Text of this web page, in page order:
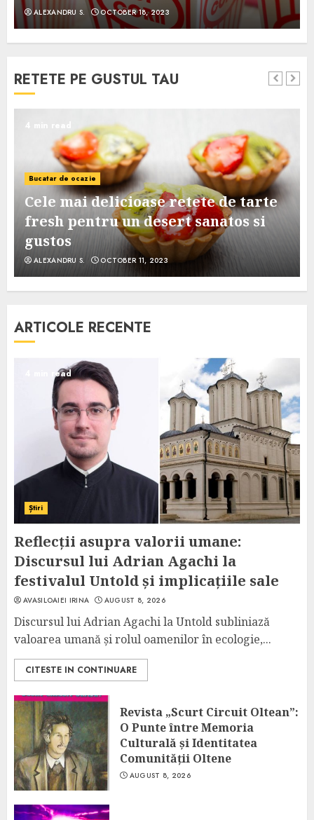
ALEXANDRU S. OCTOBER 18, 2023
RETETE PE GUSTUL TAU
4 min read
Bucatar de ocazie
Cele mai delicioase retete de tarte
fresh pentru un desert sanatos si
gustos
ALEXANDRU S. OCTOBER 11, 2023
ARTICOLE RECENTE
4 min read
Știri
Reflecții asupra valorii umane:
Discursul lui Adrian Agachi la
festivalul Untold și implicațiile sale
AVASILOAIEI IRINA AUGUST 8, 2026
Discursul lui Adrian Agachi la Untold subliniază
valoarea umană și rolul oamenilor în ecologie,...
CITESTE IN CONTINUARE
Revista „Scurt Circuit Oltean”:
O Punte între Memoria
Culturală și Identitatea
Comunității Oltene
AUGUST 8, 2026